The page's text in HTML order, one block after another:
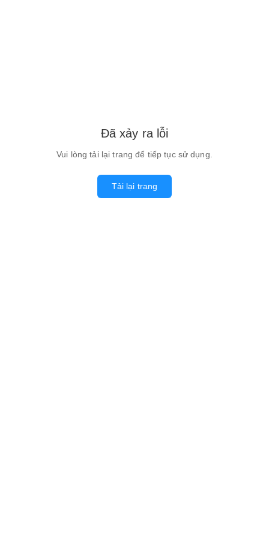
Đã xảy ra lỗi
Vui lòng tải lại trang để tiếp tục sử dụng.
Tải lại trang